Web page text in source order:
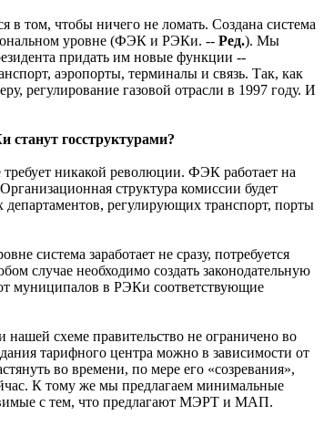
в том, чтобы ничего не ломать. Создана система
уровне (ФЭК и РЭКи. -- Ред.). Мы
придать им новые функции --
аэропорты, терминалы и связь. Так, как
регулирование газовой отрасли в 1997 году. И
станут госструктурами?
никакой революции. ФЭК работает на
структура комиссии будет
департаментов, регулирующих транспорт, порты
система заработает не сразу, потребуется
случае необходимо создать законодательную
муниципалов в РЭКи соответствующие
схеме правительство не ограничено во
тарифного центра можно в зависимости от
во времени, по мере его «созревания»,
К тому же мы предлагаем минимальные
с тем, что предлагают МЭРТ и МАП.